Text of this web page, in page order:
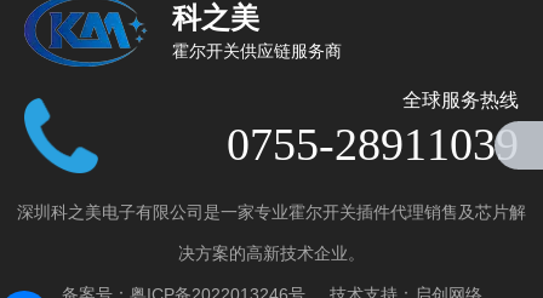
科之美
霍尔开关供应链服务商
全球服务热线
0755-28911039
深圳科之美电子有限公司是一家专业霍尔开关插件代理销售及芯片解
决方案的高新技术企业。